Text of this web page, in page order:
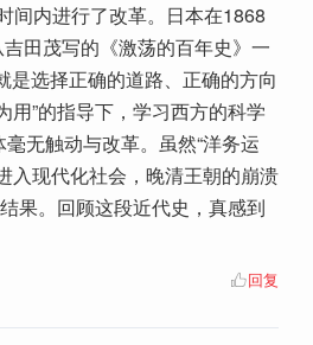
间内进行了改革。日本在1868
田茂写的《激荡的百年史》一
是选择正确的道路、正确的方向
用”的指导下，学习西方的科学
无触动与改革。虽然“洋务运
入现代化社会，晚清王朝的崩溃
果。回顾这段近代史，真感到
回复